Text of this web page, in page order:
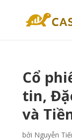
Cổ
tin,
và
bởi Nguyễn